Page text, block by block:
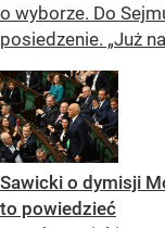
o wyborze. Do
posiedzenie. „Już
Sawicki o dymisji
to powiedzieć